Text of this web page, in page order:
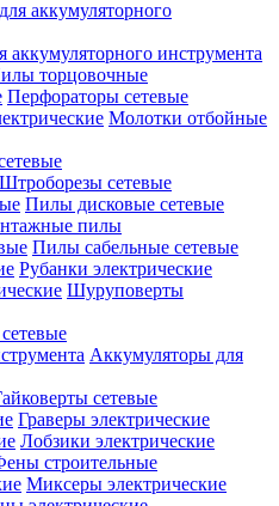
аккумуляторного инструмента
торцовочные
Перфораторы сетевые
Молотки отбойные
Штроборезы сетевые
Пилы дисковые сетевые
пилы
Пилы сабельные сетевые
Рубанки электрические
Шуруповерты
Аккумуляторы для
сетевые
Граверы электрические
Лобзики электрические
строительные
Миксеры электрические